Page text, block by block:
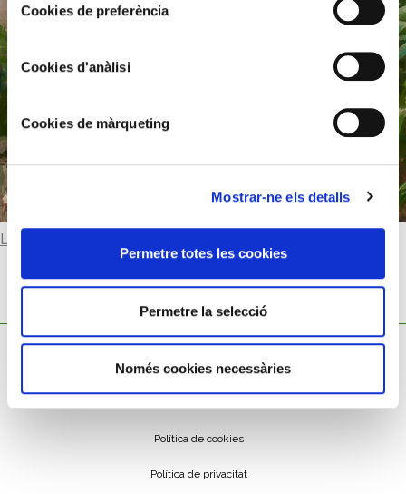
Cookies de preferència
Cookies d'anàlisi
Cookies de màrqueting
Mostrar-ne els detalls
Permetre totes les cookies
Permetre la selecció
Només cookies necessàries
Llegir-ne més
Política de cookies
Política de privacitat